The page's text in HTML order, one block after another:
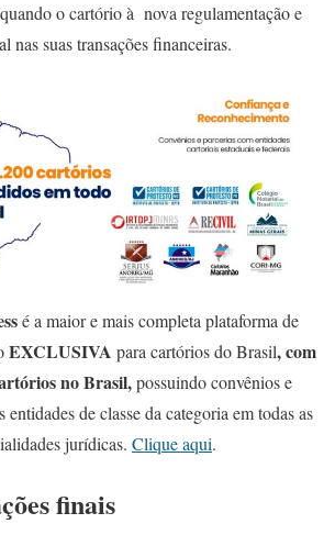
o cartório à nova regulamentação e
nas suas transações financeiras.
é a maior e mais completa plataforma de
EXCLUSIVA para cartórios do Brasil, com
no Brasil,possuindo convênios e
entidades de classe da categoria em todas as
jurídicas. Clique aqui.
finais